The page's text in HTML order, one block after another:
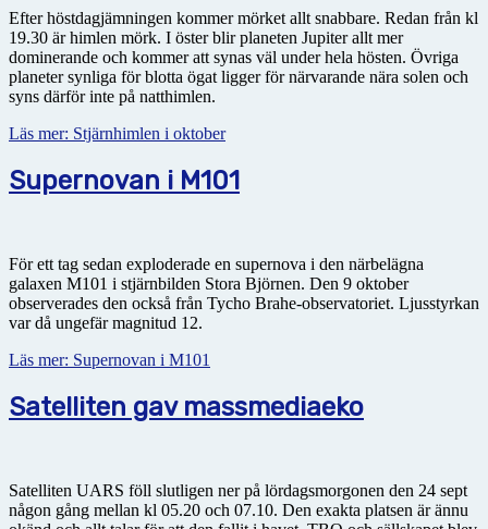
Efter höstdagjämningen kommer mörket allt snabbare. Redan från kl
19.30 är himlen mörk. I öster blir planeten Jupiter allt mer
dominerande och kommer att synas väl under hela hösten. Övriga
planeter synliga för blotta ögat ligger för närvarande nära solen och
syns därför inte på natthimlen.
Läs mer: Stjärnhimlen i oktober
Supernovan i M101
För ett tag sedan exploderade en supernova i den närbelägna
galaxen M101 i stjärnbilden Stora Björnen. Den 9 oktober
observerades den också från Tycho Brahe-observatoriet. Ljusstyrkan
var då ungefär magnitud 12.
Läs mer: Supernovan i M101
Satelliten gav massmediaeko
Satelliten UARS föll slutligen ner på lördagsmorgonen den 24 sept
någon gång mellan kl 05.20 och 07.10. Den exakta platsen är ännu